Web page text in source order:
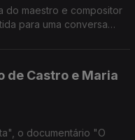
do maestro e compositor
para uma conversa
de Castro e Maria
o documentário "O